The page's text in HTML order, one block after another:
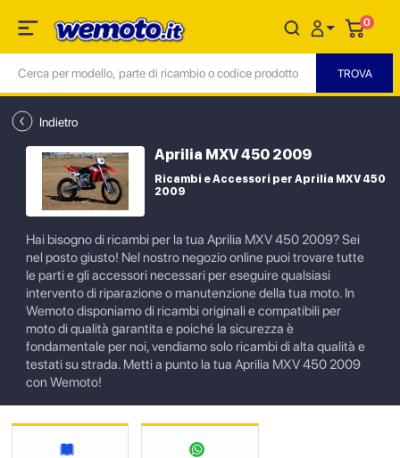
0
Indietro
Aprilia MXV 450 2009
Ricambi e Accessori per Aprilia MXV 450
2009
Hai bisogno di ricambi per la tua Aprilia MXV 450 2009? Sei
nel posto giusto! Nel nostro negozio online puoi trovare tutte
le parti e gli accessori necessari per eseguire qualsiasi
intervento di riparazione o manutenzione della tua moto. In
Wemoto disponiamo di ricambi originali e compatibili per
moto di qualità garantita e poiché la sicurezza è
fondamentale per noi, vendiamo solo ricambi di alta qualità e
testati su strada. Metti a punto la tua Aprilia MXV 450 2009
con Wemoto!